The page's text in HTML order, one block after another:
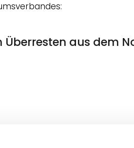
aus dem
Spitzenverbänden